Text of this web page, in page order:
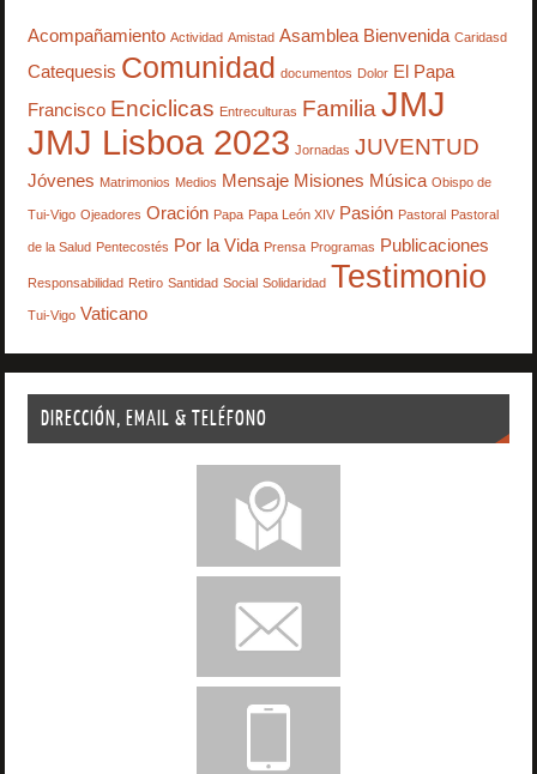
Acompañamiento Actividad Amistad Asamblea Bienvenida Caridasd
Catequesis Comunidad documentos Dolor El Papa
Francisco Enciclicas Entreculturas Familia JMJ
JMJ Lisboa 2023 Jornadas JUVENTUD
Jóvenes Matrimonios Medios Mensaje Misiones Música Obispo de
Tui-Vigo Ojeadores Oración Papa Papa León XIV Pasión Pastoral Pastoral
de la Salud Pentecostés Por la Vida Prensa Programas Publicaciones
Responsabilidad Retiro Santidad Social Solidaridad Testimonio
Tui-Vigo Vaticano
DIRECCIÓN, EMAIL & TELÉFONO